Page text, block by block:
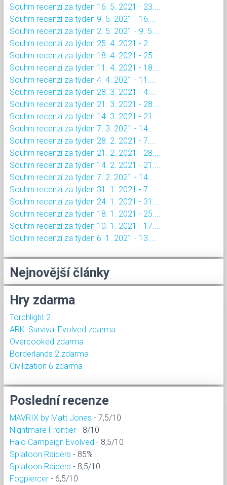
Souhrn recenzí za týden 16. 5. 2021 - 23....
Souhrn recenzí za týden 9. 5. 2021 - 16....
Souhrn recenzí za týden 2. 5. 2021 - 9. 5....
Souhrn recenzí za týden 25. 4. 2021 - 2....
Souhrn recenzí za týden 18. 4. 2021 - 25....
Souhrn recenzí za týden 11. 4. 2021 - 18....
Souhrn recenzí za týden 4. 4. 2021 - 11....
Souhrn recenzí za týden 28. 3. 2021 - 4....
Souhrn recenzí za týden 21. 3. 2021 - 28....
Souhrn recenzí za týden 14. 3. 2021 - 21....
Souhrn recenzí za týden 7. 3. 2021 - 14....
Souhrn recenzí za týden 28. 2. 2021 - 7....
Souhrn recenzí za týden 21. 2. 2021 - 28....
Souhrn recenzí za týden 14. 2. 2021 - 21....
Souhrn recenzí za týden 7. 2. 2021 - 14....
Souhrn recenzí za týden 31. 1. 2021 - 7....
Souhrn recenzí za týden 24. 1. 2021 - 31....
Souhrn recenzí za týden 18. 1. 2021 - 25....
Souhrn recenzí za týden 10. 1. 2021 - 17....
Souhrn recenzí za týden 6. 1. 2021 - 13....
Nejnovější články
Hry zdarma
Torchlight 2
ARK: Survival Evolved zdarma
Overcooked zdarma
Borderlands 2 zdarma
Civilization 6 zdarma
Poslední recenze
MAVRIX by Matt Jones - 7,5/10
Nightmare Frontier - 8/10
Halo Campaign Evolved - 8,5/10
Splatoon Raiders - 85%
Splatoon Raiders - 8,5/10
Fogpiercer - 6,5/10